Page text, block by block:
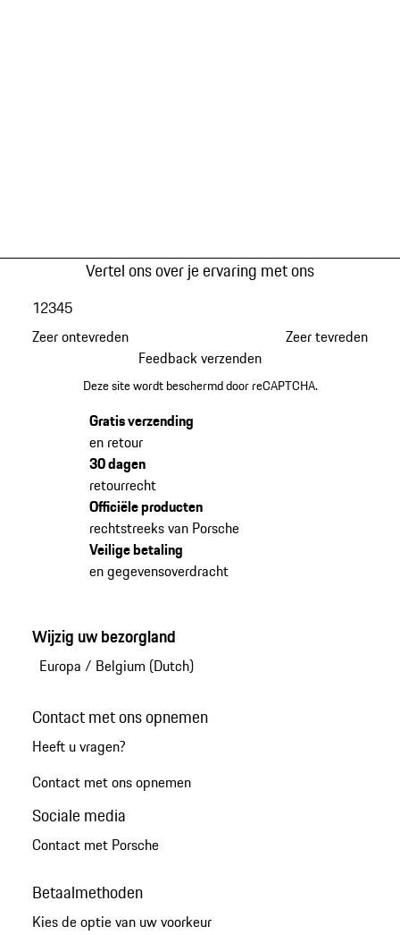
Vertel ons over je ervaring met ons
Zeer ontevreden
12345
Zeer tevreden
Feedback verzenden
Deze site wordt beschermd door reCAPTCHA.
Gratis verzending
en retour
30 dagen
retourrecht
Officiële producten
rechtstreeks van Porsche
Veilige betaling
en gegevensoverdracht
Wijzig uw bezorgland
Europa / Belgium (Dutch)
Contact met ons opnemen
Heeft u vragen?
Contact met ons opnemen
Sociale media
Contact met Porsche
Betaalmethoden
Kies de optie van uw voorkeur